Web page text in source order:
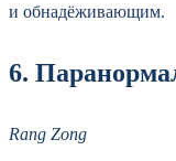
и обнадёживающим.
6.
Rang Zong